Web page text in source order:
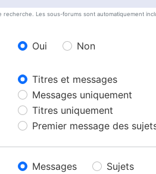
Les sous-forums sont automatiquement
Oui Non
Titres et messages
Messages uniquement
Titres uniquement
Premier message des
Messages
Sujets